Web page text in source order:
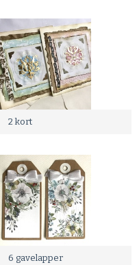
2 kort
6 gavelapper